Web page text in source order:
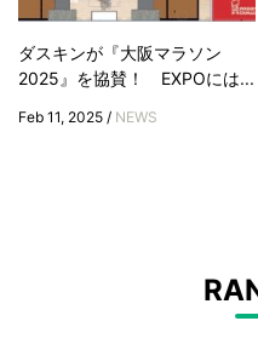
ダスキンが『大阪マラソン
2025』を協賛！ EXPOには...
Feb 11, 2025 / NEWS